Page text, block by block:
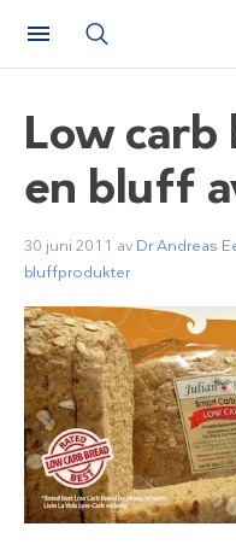
Low
en bluff
30 juni 2011 av Dr Andreas
bluffprodukter